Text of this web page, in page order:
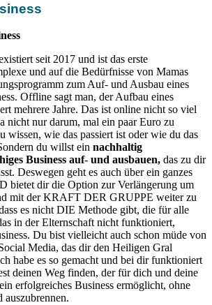
seit 2017 und ist das erste
und auf die Bedürfnisse von Mamas
zum Auf- und Ausbau eines
Offline sagt man, der Aufbau eines
mehrere Jahre. Das ist online nicht so viel
nicht nur darum, mal ein paar Euro zu
wissen, wie das passiert ist oder wie du das
du willst ein nachhaltig
Business auf- und ausbauen, das zu dir
Deswegen geht es auch über ein ganzes
bietet dir die Option zur Verlängerung um
mit der KRAFT DER GRUPPE weiter zu
es nicht DIE Methode gibt, die für alle
in der Elternschaft nicht funktioniert,
Du bist vielleicht auch schon müde von
Media, das dir den Heiligen Gral
habe es so gemacht und bei dir funktioniert
deinen Weg finden, der für dich und deine
erfolgreiches Business ermöglicht, ohne
auszubrennen.